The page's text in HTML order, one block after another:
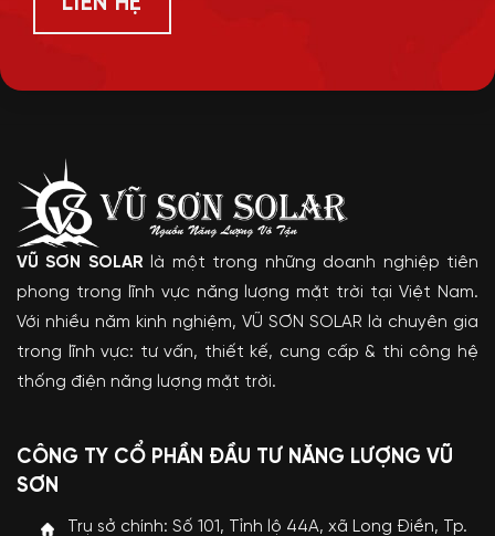
VŨ SƠN SOLAR là một trong những doanh nghiệp tiên
phong trong lĩnh vực năng lượng mặt trời tại Việt Nam.
Với nhiều năm kinh nghiệm, VŨ SƠN SOLAR là chuyên gia
trong lĩnh vực: tư vấn, thiết kế, cung cấp & thi công hệ
thống điện năng lượng mặt trời.
CÔNG TY CỔ PHẦN ĐẦU TƯ NĂNG LƯỢNG VŨ
SƠN
Trụ sở chính: Số 101, Tỉnh lộ 44A, xã Long Điền, Tp.